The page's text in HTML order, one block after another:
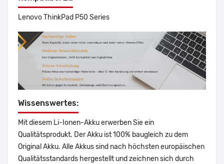
Lenovo ThinkPad P50 Series
Wissenswertes:
Mit diesem Li-Ionen-Akku erwerben Sie ein
Qualitätsprodukt. Der Akku ist 100% baugleich zu dem
Original Akku. Alle Akkus sind nach höchsten europäischen
Qualitätsstandards hergestellt und zeichnen sich durch